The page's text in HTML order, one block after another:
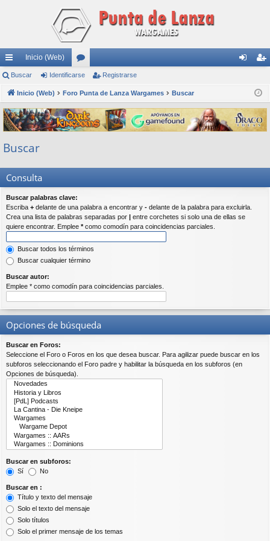
nl
ac
es
rá
pi
do
Inicio (Web)
or
os
fic
ar
ist
ra
rs
Buscar Identificarse Registrarse
Inicio (Web) Foro Punta de Lanza Wargames Buscar
Buscar
Consulta
Buscar palabras clave:
Escriba + delante de una palabra a encontrar y - delante de la palabra para excluirla.
Crea una lista de palabras separadas por
entre corchetes si solo una de ellas se
quiere encontrar. Emplee *como comodín para coincidencias parciales.
Buscar todos los términos
Buscar cualquier término
Buscar autor:
Emplee * como comodín para coincidencias parciales.
Opciones de búsqueda
Buscar en Foros:
Seleccione el Foro o Foros en los que desea buscar. Para agilizar puede buscar en los
subforos seleccionando el Foro padre y habilitar la búsqueda en los subforos (en
Opciones de búsqueda).
Buscar en subforos:
Sí
No
Buscar en :
Título y texto del mensaje
Solo el texto del mensaje
Solo títulos
Solo el primer mensaje de los temas